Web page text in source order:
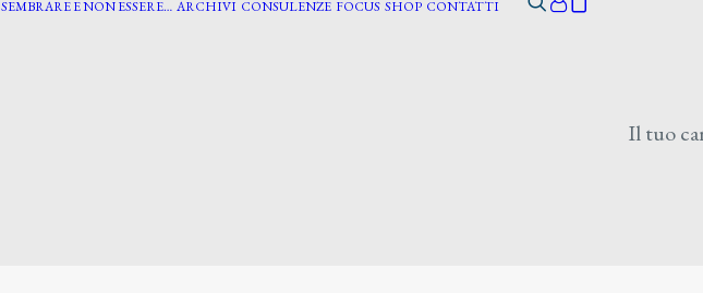
SEMBRARE E NON ESSERE… ARCHIVI CONSULENZE FOCUS SHOP CONTATTI
Il tuo